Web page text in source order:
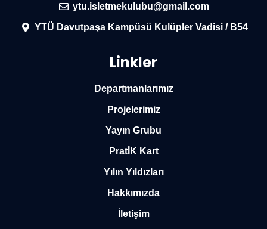
ytu.isletmekulubu@gmail.com
YTÜ Davutpaşa Kampüsü Kulüpler Vadisi / B54
Linkler
Departmanlarımız
Projelerimiz
Yayın Grubu
PratİK Kart
Yılın Yıldızları
Hakkımızda
İletişim